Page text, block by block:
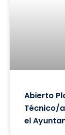
Abierto
Técnico/
el